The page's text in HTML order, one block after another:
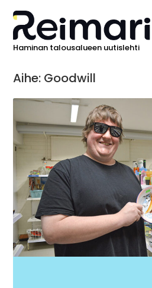
Haminan talousalueen uutislehti
Aihe: Goodwill